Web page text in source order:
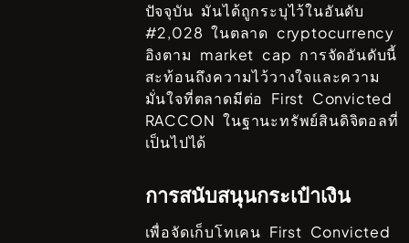
ปัจจุบัน มันได้ถูกระบุไว้ในอันดับ
#2,028 ในตลาด cryptocurrency
อิงตาม market cap การจัดอันดับนี้
สะท้อนถึงความไว้วางใจและความ
มั่นใจที่ตลาดมีต่อ First Convicted
RACCON ในฐานะทรัพย์สินดิจิตอลที่
เป็นไปได้
การสนับสนุนกระเป๋าเงิน
เพื่อจัดเก็บโทเคน First Convicted